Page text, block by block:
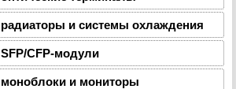
радиаторы и системы охлаждения
SFP/CFP-модули
моноблоки и мониторы